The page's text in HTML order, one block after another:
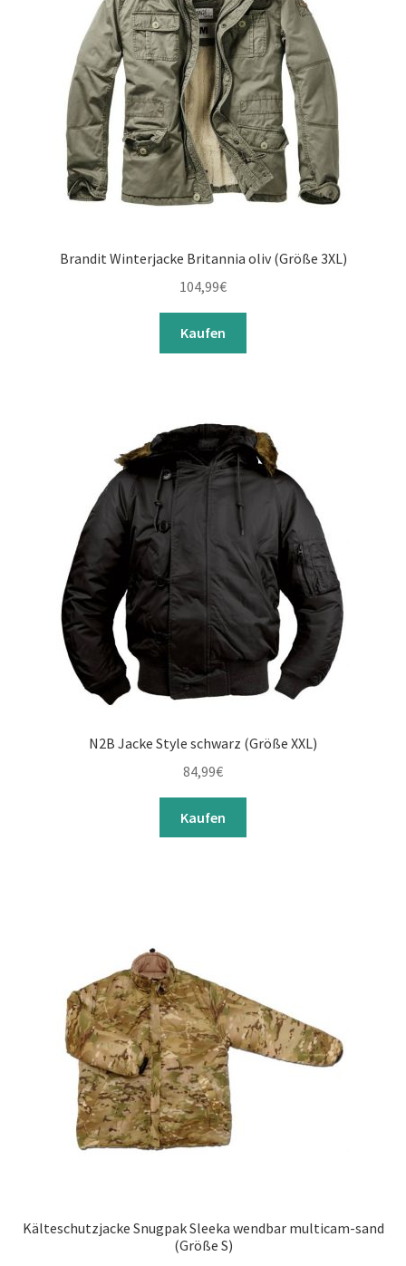
Brandit Winterjacke Britannia oliv (Größe 3XL)
104,99€
Kaufen
N2B Jacke Style schwarz (Größe XXL)
84,99€
Kaufen
Kälteschutzjacke Snugpak Sleeka wendbar multicam-sand
(Größe S)